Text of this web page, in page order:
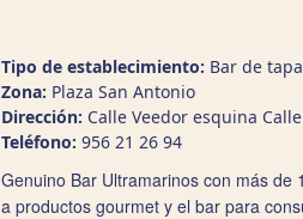
Tipo de establecimiento: Bar de
Zona: Plaza San Antonio
Dirección: Calle Veedor esquina
Teléfono: 956 21 26 94
Genuino Bar Ultramarinos con más
a productos gourmet y el bar para